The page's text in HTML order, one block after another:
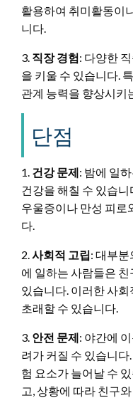
활용하여 취미활동이
니다.
3. 직장 경험: 다양한
을 키울 수 있습니다.
관계 능력을 향상시키
단점
1. 건강 문제: 밤에 일
건강을 해칠 수 있습
우울증이나 만성 피로
다.
2. 사회적 고립: 대부
에 일하는 사람들은
있습니다. 이러한 사
초래할 수 있습니다.
3. 안전 문제: 야간에
려가 커질 수 있습니다
험 요소가 늘어날 수
고, 상황에 따라 친구